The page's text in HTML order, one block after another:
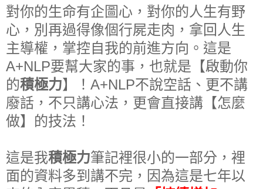
對你的生命有企圖心，對你的人生有野
心，別再過得像個行屍走肉，拿回人生
主導權，掌控自我的前進方向。這是
A+NLP要幫大家的事，也就是【啟動你
的積極力】！A+NLP不說空話、更不講
廢話，不只講心法，更會直接講 【怎麼
做】的技法！
這是我積極力筆記裡很小的一部分，裡
面的資料多到講不完，因為這是七年以